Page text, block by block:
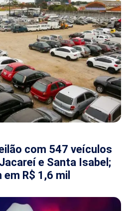
com 547 veículos
e Santa Isabel;
R$ 1,6 mil